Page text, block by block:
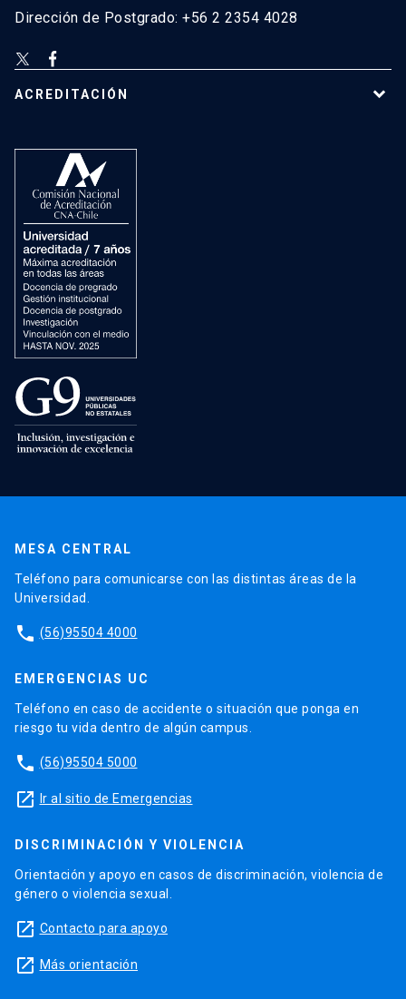
Dirección de Postgrado: +56 2 2354 4028
ACREDITACIÓN
MESA CENTRAL
Teléfono para comunicarse con las distintas áreas de la
Universidad.
phone (56)95504 4000
EMERGENCIAS UC
Teléfono en caso de accidente o situación que ponga en
riesgo tu vida dentro de algún campus.
phone (56)95504 5000
launch Ir al sitio de Emergencias
DISCRIMINACIÓN Y VIOLENCIA
Orientación y apoyo en casos de discriminación, violencia de
género o violencia sexual.
launch Contacto para apoyo
launch Más orientación